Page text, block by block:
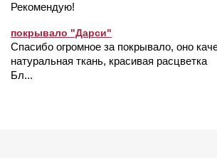
Рекомендую!
покрывало "Дарси"
Спасибо огромное за покрывало, оно
натуральная ткань, красивая расцветка
Бл...